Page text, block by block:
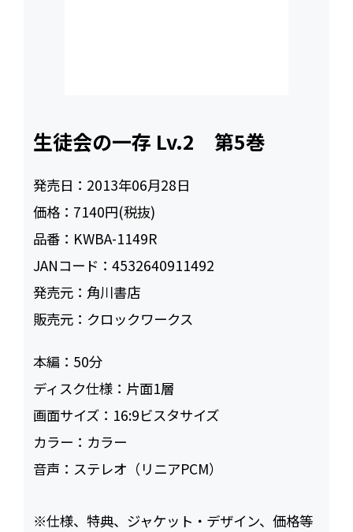
生徒会の一存 Lv.2 第5巻
発売日： 2013年06月28日
価格： 7140円(税抜)
品番： KWBA-1149R
JANコード：4532640911492
発売元： 角川書店
販売元： クロックワークス
本編： 50
ディスク仕様： 片面1層
画面サイズ： 16:9ビスタサイズ
カラー： カラー
音声： ステレオ（リニアPCM）
※仕様、特典、ジャケット・デザイン、価格等